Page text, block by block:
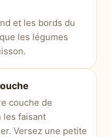
et les bords du
les légumes
couche de
les faisant
Versez une petite